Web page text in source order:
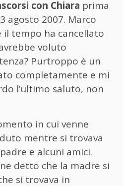
con Chiara prima
agosto 2007. Marco
il tempo ha cancellato
voluto
Purtroppo è un
completamente e mi
l’ultimo saluto, non
in cui venne
mentre si trovava
e alcuni amici.
detto che la madre si
si trovava in